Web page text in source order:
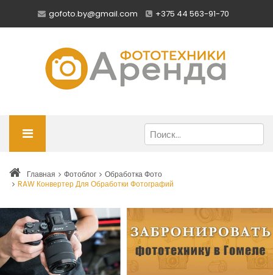
gofoto.by@gmail.com +375 44 563-91-70
Главная Фотоблог
Обработка Фото
RAW Конвертер Для Обработки Фотографий